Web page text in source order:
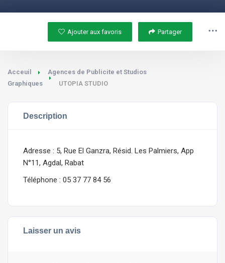
Ajouter aux favoris Partager
Acceuil
Agences de Publicite et Studios
Graphiques
UTOPIA STUDIO
Description
Adresse : 5, Rue El Ganzra, Résid. Les Palmiers, App
N°11, Agdal, Rabat
Téléphone : 05 37 77 84 56
Laisser un avis